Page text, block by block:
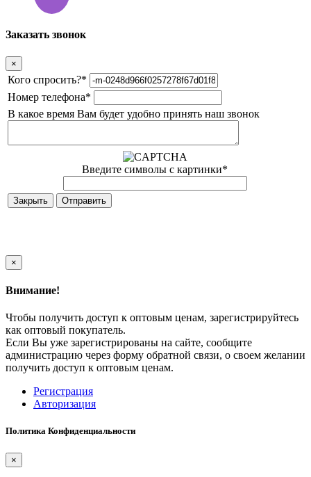
Заказать звонок
×
Кого спросить?*
Номер телефона*
В какое время Вам будет удобно принять наш звонок
Введите символы с картинки*
Закрыть
×
Внимание!
Чтобы получить доступ к оптовым ценам, зарегистрируйтесь
как оптовый покупатель.
Если Вы уже зарегистрированы на сайте, сообщите
администрацию через форму обратной связи, о своем желании
получить доступ к оптовым ценам.
Регистрация
Авторизация
Политика Конфиденциальности
×